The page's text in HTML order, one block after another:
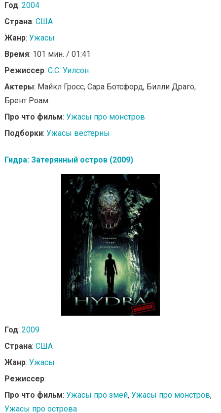
Год: 2004
Страна: США
Жанр: Ужасы
Время: 101 мин. / 01:41
Режиссер: С.С. Уилсон
Актеры: Майкл Гросс, Сара Ботсфорд, Билли Драго,
Брент Роам
Про что фильм: Ужасы про монстров
Подборки: Ужасы вестерны
Гидра: Затерянный остров (2009)
Год: 2009
Страна: США
Жанр: Ужасы
Режиссер:
Про что фильм: Ужасы про змей, Ужасы про монстров,
Ужасы про острова